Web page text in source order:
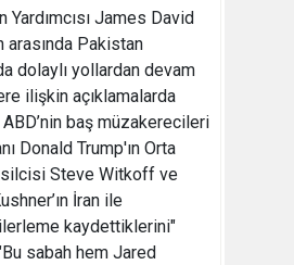
Yardımcısı James David
arasında Pakistan
dolaylı yollardan devam
ilişkin açıklamalarda
baş müzakerecileri
Donald Trump'ın Orta
Steve Witkoff ve
İran ile
kaydettiklerini"
sabah hem Jared